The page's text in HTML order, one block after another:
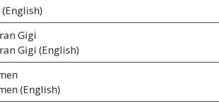
Gigi
Gigi (English)
(English)